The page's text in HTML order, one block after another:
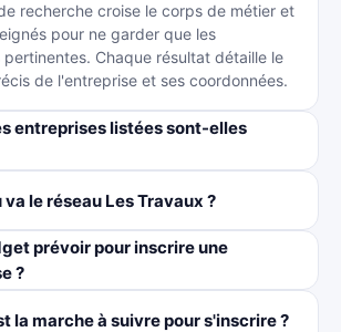
recherche croise le corps de métier et
pour ne garder que les
Chaque résultat détaille le
de l'entreprise et ses coordonnées.
entreprises listées sont-elles
le réseau Les Travaux ?
prévoir pour inscrire une
?
la marche à suivre pour s'inscrire ?